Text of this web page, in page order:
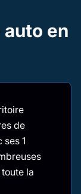
en
de
1
la